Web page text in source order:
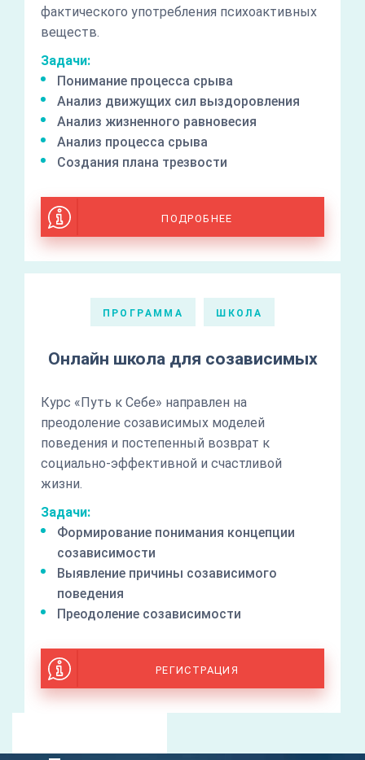
фактического употребления психоактивных
веществ.
Задачи:
Понимание процесса срыва
Анализ движущих сил выздоровления
Анализ жизненного равновесия
Анализ процесса срыва
Создания плана трезвости
ПОДРОБНЕЕ
ПРОГРАММА ШКОЛА
Онлайн школа для созависимых
Курс «Путь к Себе» направлен на
преодоление созависимых моделей
поведения и постепенный возврат к
социально-эффективной и счастливой
жизни.
Задачи:
Формирование понимания концепции
созависимости
Выявление причины созависимого
поведения
Преодоление созависимости
РЕГИСТРАЦИЯ